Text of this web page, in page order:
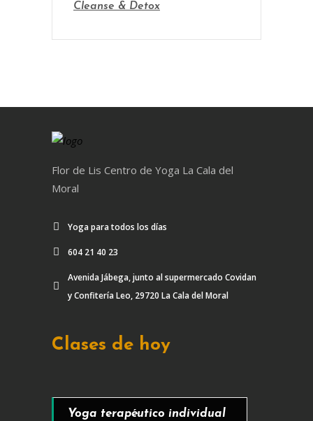
Cleanse & Detox
Flor de Lis Centro de Yoga La Cala del
Moral
Yoga para todos los días
604 21 40 23
Avenida Jábega, junto al supermercado Covidan
y Confitería Leo, 29720 La Cala del Moral
Clases de hoy
Yoga terapéutico individual